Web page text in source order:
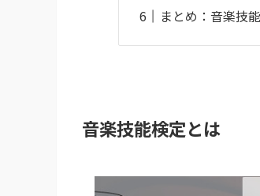
まとめ：音楽技
音楽技能検定とは